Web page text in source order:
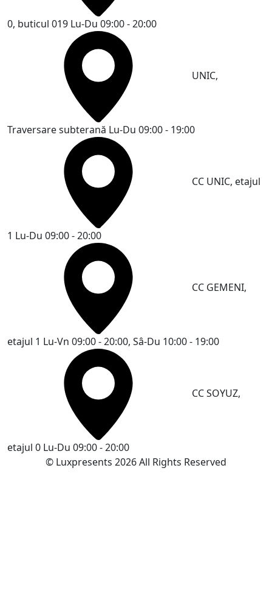
0, buticul 019 Lu-Du 09:00 - 20:00
UNIC,
Traversare subterană Lu-Du 09:00 - 19:00
CC UNIC, etajul
1 Lu-Du 09:00 - 20:00
CC GEMENI,
etajul 1 Lu-Vn 09:00 - 20:00, Sâ-Du 10:00 - 19:00
CC SOYUZ,
etajul 0 Lu-Du 09:00 - 20:00
© Luxpresents 2026 All Rights Reserved